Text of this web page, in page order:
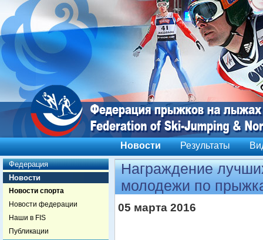
Новости Результаты
Федерация
Новости
Новости спорта
Новости федерации
Наши в FIS
Публикации
Награждение
молодежи по
05 марта 2016